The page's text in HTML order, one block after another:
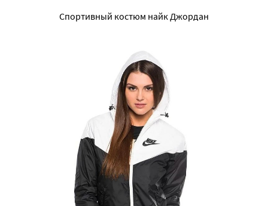
Спортивный костюм найк Джордан